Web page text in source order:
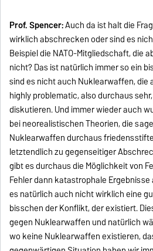
Prof. Spencer:Auch da ist halt die
wirklich abschrecken oder sind es
Beispiel die NATO-Mitgliedschaft, die
nicht? Das ist natürlich immer so ein
sind es nicht auch Nuklearwaffen, die
highly problematic, also durchaus
diskutieren. Und immer wieder auch
bei neorealistischen Theorien, die
Nuklearwaffen durchaus
letztendlich zu gegenseitiger
gibt es durchaus die Möglichkeit von
Fehler dann katastrophale
es natürlich auch nicht wirklich eine
bisschen der Konflikt, der existiert.
gegen Nuklearwaffen und natürlich
wo keine Nuklearwaffen existieren,